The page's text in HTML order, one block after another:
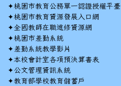
✦桃園市教育公務單一認證授權平臺
✦桃園市教育資源發展入口網
✦全國教師在職進修資源網
✦桃園市差勤系統
✦ 差勤系統教學影片
✦本校會計室各項預決算書表
✦公文管理資訊系統
✦教育部學校教育儲蓄戶